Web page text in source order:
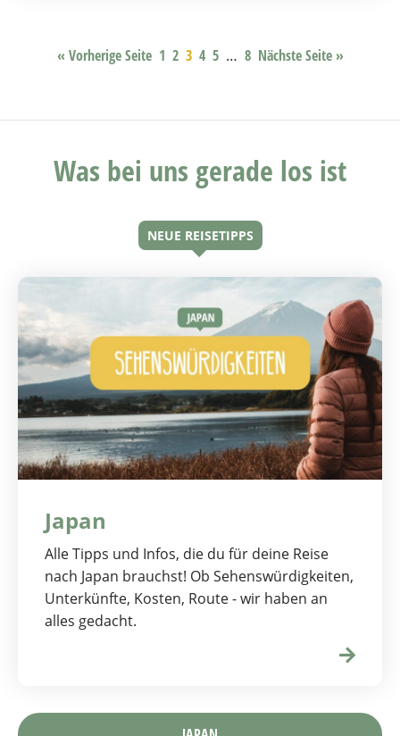
« Vorherige Seite 1 2 3 4 5 … 8 Nächste Seite »
Was bei uns gerade los ist
NEUE REISETIPPS
Japan
Alle Tipps und Infos, die du für deine Reise
nach Japan brauchst! Ob Sehenswürdigkeiten,
Unterkünfte, Kosten, Route - wir haben an
alles gedacht.